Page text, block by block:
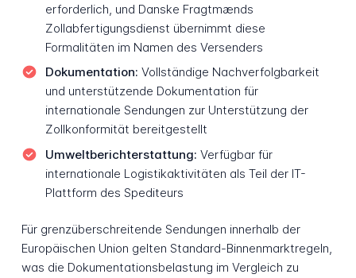
erforderlich, und Danske Fragtmænds
Zollabfertigungsdienst übernimmt diese
Formalitäten im Namen des Versenders
Dokumentation: Vollständige Nachverfolgbarkeit
und unterstützende Dokumentation für
internationale Sendungen zur Unterstützung der
Zollkonformität bereitgestellt
Umweltberichterstattung: Verfügbar für
internationale Logistikaktivitäten als Teil der IT-
Plattform des Spediteurs
Für grenzüberschreitende Sendungen innerhalb der
Europäischen Union gelten Standard-Binnenmarktregeln,
was die Dokumentationsbelastung im Vergleich zu